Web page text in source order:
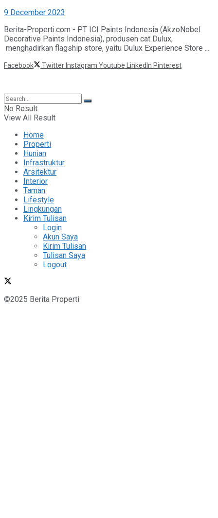
9 December 2023
Berita-Properti.com - PT ICI Paints Indonesia (AkzoNobel
Decorative Paints Indonesia), produsen cat Dulux,
menghadirkan flagship store, yaitu Dulux Experience Store ...
Facebook Twitter Instagram Youtube LinkedIn Pinterest
No Result
View All Result
Home
Properti
Hunian
Infrastruktur
Arsitektur
Interior
Taman
Lifestyle
Lingkungan
Kirim Tulisan
Login
Akun Saya
Kirim Tulisan
Tulisan Saya
Logout
©2025 Berita Properti